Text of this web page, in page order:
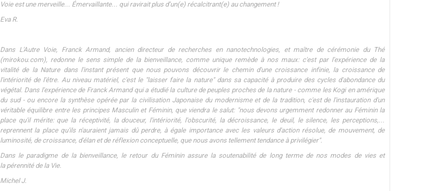
Voie est une merveille... Émervaillante... qui ravirait plus d’un(e) récalcitrant(e) au changement !
Eva R.
Dans L'Autre Voie, Franck Armand, ancien directeur de recherches en nanotechnologies, et maître de cérémonie du Thé
(mirokou.com), redonne le sens simple de la bienveillance, comme unique remède à nos maux: c'est par l'expérience de la
vitalité de la Nature dans l'instant présent que nous pouvons découvrir le chemin d'une croissance infinie, la croissance de
l'intériorité de l'être. Au niveau matériel, c'est le "laisser faire la nature" dans sa capacité à produire des cycles d'abondance du
végétal. Dans l'expérience de Franck Armand qui a étudié la culture de peuples proches de la nature - comme les Kogi en amérique
du sud - ou encore la synthèse opérée par la civilisation Japonaise du modernisme et de la tradition, c'est de l'instauration d'un
véritable équilibre entre les principes Masculin et Féminin, que viendra le salut: "nous devons urgemment redonner au Féminin la
place qu'il mérite: que la réceptivité, la douceur, l'intériorité, l'obscurité, la décroissance, le deuil, le silence, les perceptions,...
reprennent la place qu'ils n'auraient jamais dû perdre, à égale importance avec les valeurs d'action résolue, de mouvement, de
luminosité, de croissance, d'élan et de réflexion conceptuelle, que nous avons tellement tendance à privilégier".
Dans le paradigme de la bienveillance, le retour du Féminin assure la soutenabilité de long terme de nos modes de vies et
la pérennité de la Vie.
Michel J.